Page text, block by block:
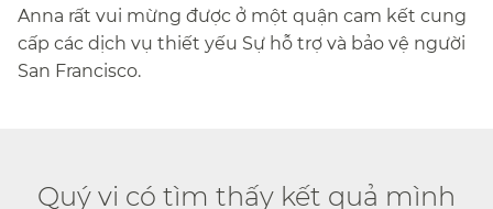
Anna rất vui mừng được ở một quận cam kết cung
cấp các dịch vụ thiết yếu Sự hỗ trợ và bảo vệ người
San Francisco.​​
Quý vị có tìm thấy kết quả mình